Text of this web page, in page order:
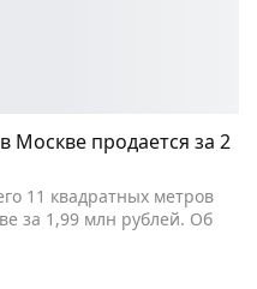
Москве продается за 2
11 квадратных метров
за 1,99 млн рублей. Об